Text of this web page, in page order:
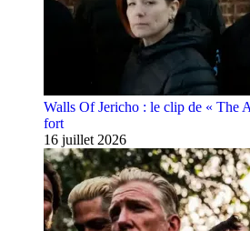
Walls Of Jericho : le clip de « The
fort
16 juillet 2026